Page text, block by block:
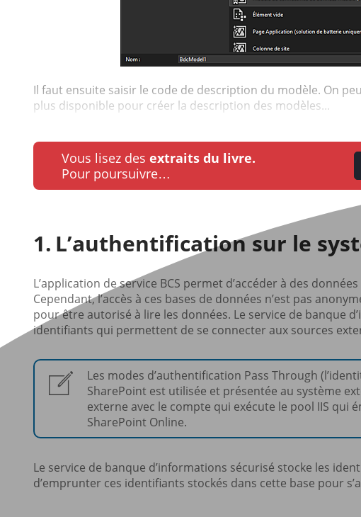
Il faut ensuite saisir le code de description du modèle. On
plus disponible pour créer la description des modèles...
Vous lisez des extraits du livre.
Pour poursuivre…
L’authentification sur le
L’application de service BCS permet d’accéder à des
Cependant, l’accès à ces bases de données n’est pas
pour être autorisé à lire les données. Le service de banque
identifiants qui permettent de se connecter aux sources
Les modes d’authentification Pass Through
SharePoint est utilisée et présentée au système
externe avec le compte qui exécute le pool IIS qui
SharePoint Online.
Le service de banque d’informations sécurisé stocke les
d’emprunter ces identifiants stockés dans cette base pour